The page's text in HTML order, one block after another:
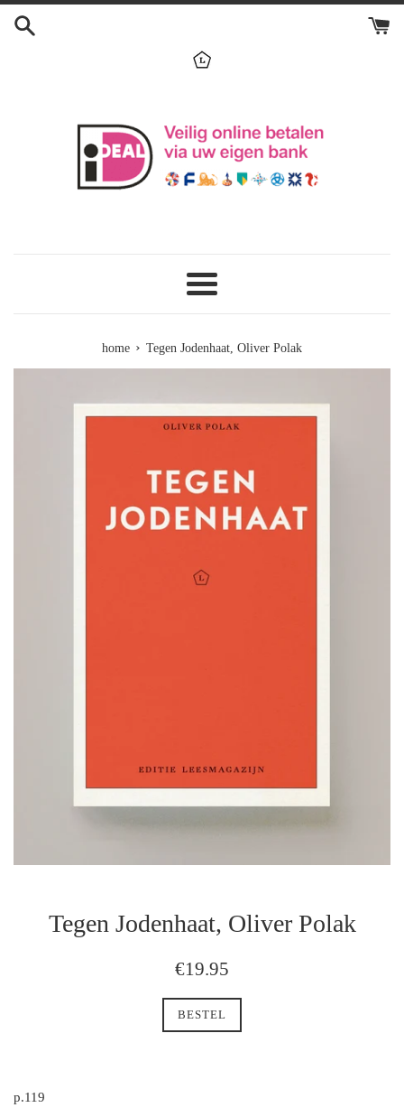
Skip
menu
home › Tegen Jodenhaat, Oliver Polak
Tegen Jodenhaat, Oliver Polak
regulaire
€19.95
BESTEL
p.119